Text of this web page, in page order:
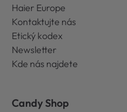
Haier Europe
Kontaktujte nás
Etický kodex
Newsletter
Kde nás najdete
Candy Shop